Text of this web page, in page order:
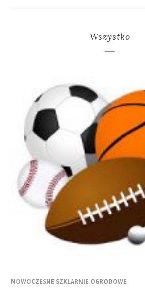
Wszystko
NOWOCZESNE SZKLARNIE OGRODOWE